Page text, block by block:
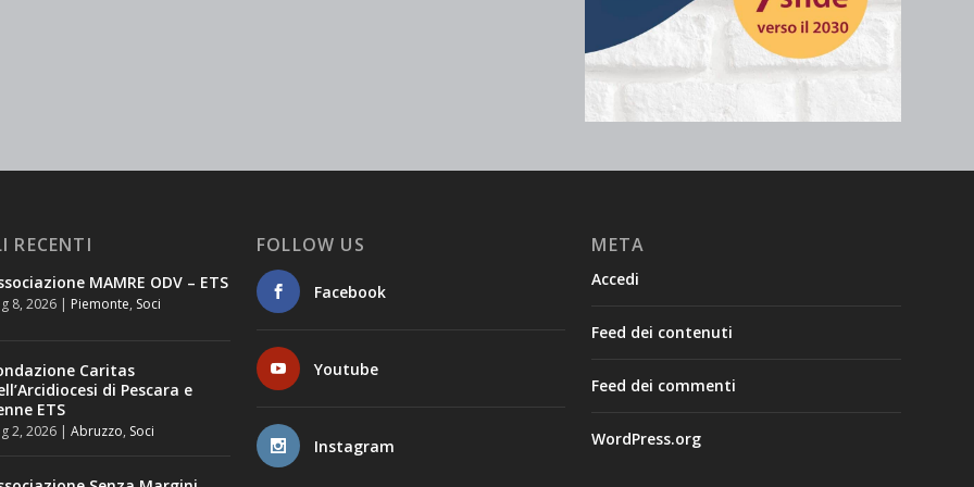
RECENTI
MAMRE ODV – ETS
8, 2026| Piemonte, Soci
Caritas
di Pescara e
ETS
2, 2026| Abruzzo, Soci
FOLLOW US
Facebook
Youtube
Instagram
META
Accedi
Feed dei contenuti
Feed dei commenti
WordPress.org